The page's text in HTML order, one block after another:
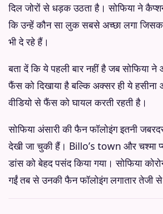
दिल जोरों से धड़क उठता है। सोफिया ने
कि उन्हें कौन सा लुक सबसे अच्छा लगा
भी दे रहे हैं।
बता दें कि ये पहली बार नहीं है जब सोफिया
फैंस को दिखाया है बल्कि अक्सर ही ये हसीना
वीडियो से फैंस को घायल करती रहती है।
सोफिया अंसारी की फैन फॉलोइंग इतनी
देखी जा चुकी हैं। Billo’s town और चश्मा
डांस को बेहद पसंद किया गया। सोफिया
गईं तब से उनकी फैन फॉलोइंग लगातार तेजी से